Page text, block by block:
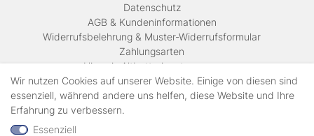
Daten­schutz
AGB & Kundeninformationen
Widerrufsbelehrung & Muster-Widerrufsformular
Zahlungsarten
Hinweis Altbatterieentsorgung
Versandkosten & Lieferinformationen
Zahlungsarten
Wir nutzen Cookies auf unserer Website. Einige von diesen sind
essenziell, während andere uns helfen, diese Website und Ihre
Erfahrung zu verbessern.
Essenziell